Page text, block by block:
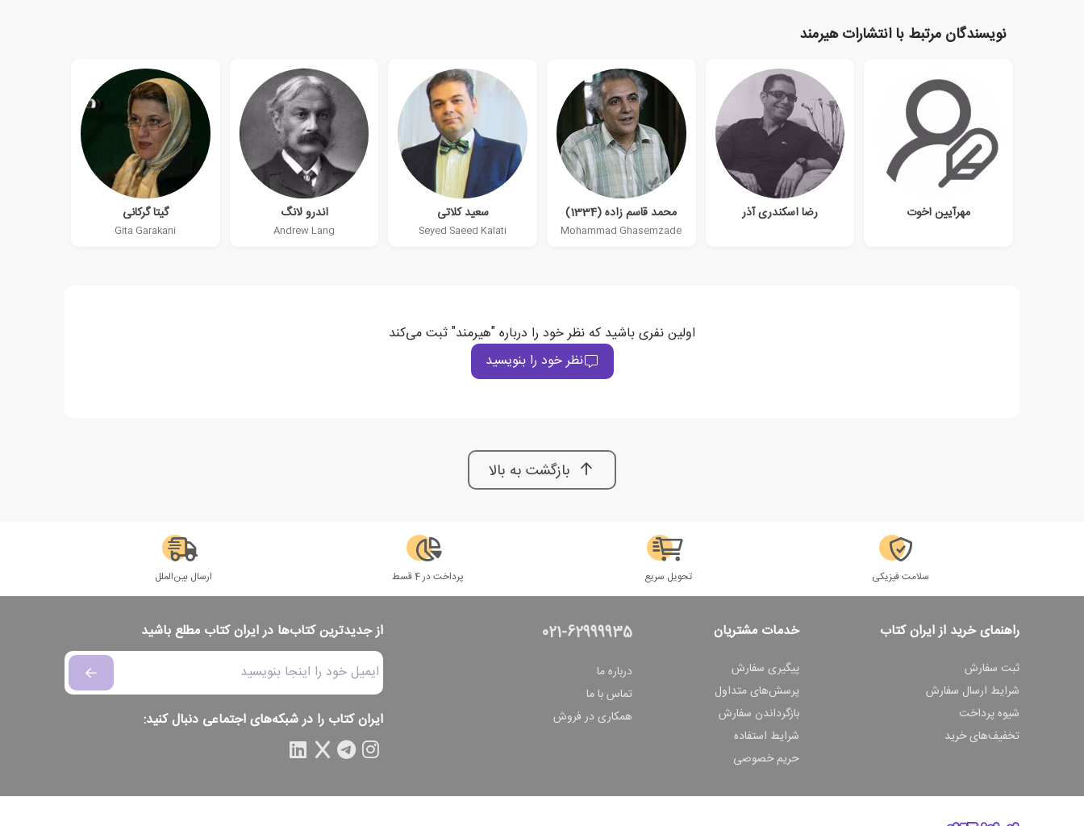
نویسندگان مرتبط با انتشارات هیرمند
مهرآیین اخوت رضا اسکندری آذر محمد قاسم زاده (1334)
Mohammad Ghasemzade
سعید کلاتی
Seyed Saeed Kalati
اندرو لانگ
Andrew Lang
گیتا گرکانی
Gita Garakani
اولین نفری باشید که نظر خود را درباره "هیرمند" ثبت می‌کند
نظر خود را بنویسید
بازگشت به بالا
سلامت فیزیکی تحویل سریع پرداخت در 4 قسط ارسال بین‌الملل
راهنمای خرید از ایران کتاب
ثبت سفارش
شرایط ارسال سفارش
شیوه پرداخت
تخفیف‌های خرید
خدمات مشتریان
پیگیری سفارش
پرسش‌های متداول
بازگرداندن سفارش
شرایط استفاده
حریم خصوصی
021-62999935
درباره ما
تماس با ما
همکاری در فروش
از جدیدترین کتاب‌ها در ایران کتاب مطلع باشید
ایران کتاب را در شبکه‌های اجتماعی دنبال کنید: